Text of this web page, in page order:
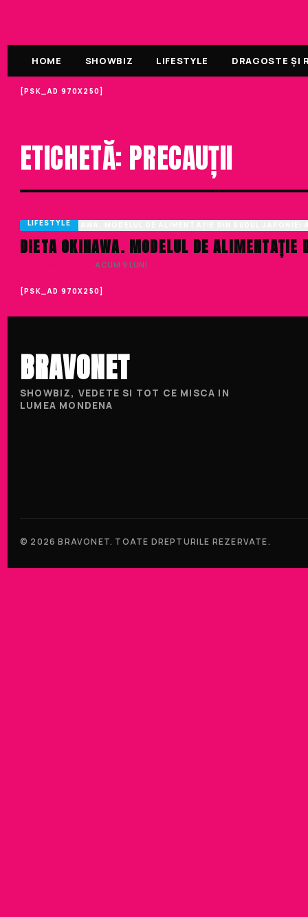
HOME SHOWBIZ LIFESTYLE DRAGOSTE ȘI
[PSK_AD 970X250]
ETICHETĂ: PRECAUȚII
LIFESTYLE
DIETA OKINAWA. MODELUL DE ALIMENTAȚIE
· ACUM 9 LUNI
[PSK_AD 970X250]
BRAVONET
SHOWBIZ, VEDETE SI TOT CE MISCA IN
LUMEA MONDENA
© 2026 BRAVONET. TOATE DREPTURILE REZERVATE.